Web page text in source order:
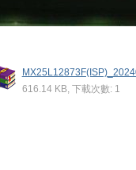
616.14 KB, 下載次數: 1